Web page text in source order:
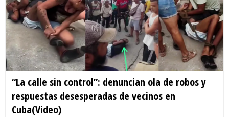
“La calle sin control”: denuncian ola de robos y
respuestas desesperadas de vecinos en
Cuba(Video)